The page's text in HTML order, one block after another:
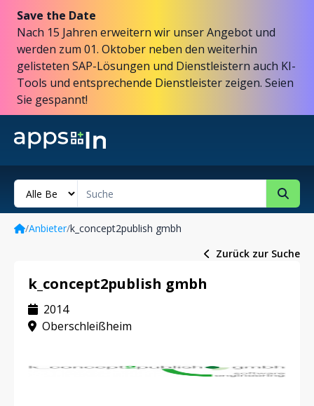
Save the Date
Nach 15 Jahren erweitern wir unser Angebot und
werden zum 01. Oktober neben den weiterhin
gelisteten SAP-Lösungen und Dienstleistern auch KI-
Tools und entsprechende Dienstleister zeigen. Seien
Sie gespannt!
/Anbieter/k_concept2publish gmbh
Zurück zur Suche
k_concept2publish gmbh
2014
Oberschleißheim